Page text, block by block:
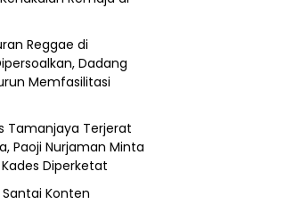
Reggae di
Dadang
Memfasilitasi
Tamanjaya Terjerat
Paoji Nurjaman Minta
Diperketat
Santai Konten